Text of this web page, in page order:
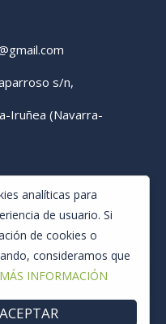
ACEPTAR
analíticas para
de usuario. Si
de cookies o
consideramos que
MÁS INFORMACIÓN
s/n,
Iruñea (Navarra-